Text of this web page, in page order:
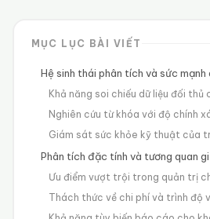
MỤC LỤC BÀI VIẾT
Hệ sinh thái phân tích và sức mạnh
Khả năng soi chiếu dữ liệu đối thủ
Nghiên cứu từ khóa với độ chính
Giám sát sức khỏe kỹ thuật của
Phân tích đặc tính và tương quan
Ưu điểm vượt trội trong quản trị
Thách thức về chi phí và trình độ